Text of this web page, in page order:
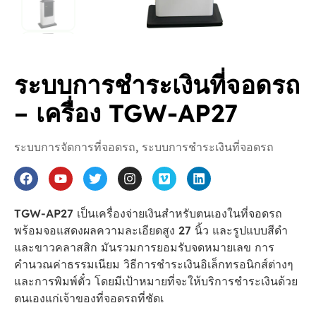
ระบบการชำระเงินที่จอดรถ
– เครื่อง TGW-AP27
ระบบการจัดการที่จอดรถ, ระบบการชำระเงินที่จอดรถ
TGW-AP27 เป็นเครื่องจ่ายเงินสำหรับตนเองในที่จอดรถ
พร้อมจอแสดงผลความละเอียดสูง 27 นิ้ว และรูปแบบสีดำ
และขาวคลาสสิก มันรวมการยอมรับจดหมายเลข การ
คำนวณค่าธรรมเนียม วิธีการชำระเงินอิเล็กทรอนิกส์ต่างๆ
และการพิมพ์ตั๋ว โดยมีเป้าหมายที่จะให้บริการชำระเงินด้วย
ตนเองแก่เจ้าของที่จอดรถที่ชัดเ